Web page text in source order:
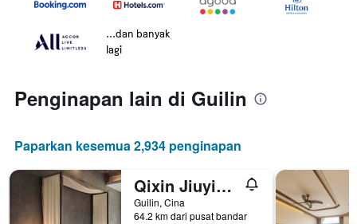
...dan banyak
lagi
Penginapan lain di Guilin
Paparkan kesemua 2,934 penginapan
Qixin Jiuyin Inn Yangshuo
Guilin, Cina
64.2 km dari pusat bandar